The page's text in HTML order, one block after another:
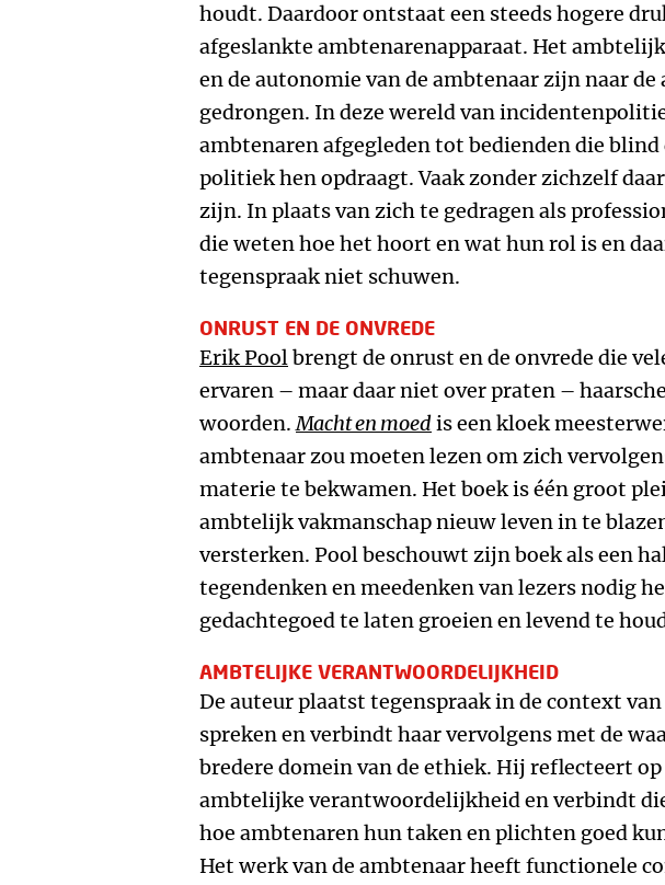
houdt. Daardoor ontstaat een steeds hogere
afgeslankte ambtenarenapparaat. Het
en de autonomie van de ambtenaar zijn naar
gedrongen. In deze wereld van
ambtenaren afgegleden tot bedienden die blind
politiek hen opdraagt. Vaak zonder zichzelf
zijn. In plaats van zich te gedragen als
die weten hoe het hoort en wat hun rol is en
tegenspraak niet schuwen.
ONRUST EN DE ONVREDE
Erik Poolbrengt de onrust en de onvrede die
ervaren – maar daar niet over praten –
woorden.Macht en moedis een kloek
ambtenaar zou moeten lezen om zich
materie te bekwamen. Het boek is één groot
ambtelijk vakmanschap nieuw leven in te
versterken. Pool beschouwt zijn boek als een
tegendenken en meedenken van lezers nodig
gedachtegoed te laten groeien en levend te
AMBTELIJKE VERANTWOORDELIJKHEID
De auteur plaatst tegenspraak in de context
spreken en verbindt haar vervolgens met de
bredere domein van de ethiek. Hij reflecteert op
ambtelijke verantwoordelijkheid en verbindt
hoe ambtenaren hun taken en plichten goed
Het werk van de ambtenaar heeft functionele